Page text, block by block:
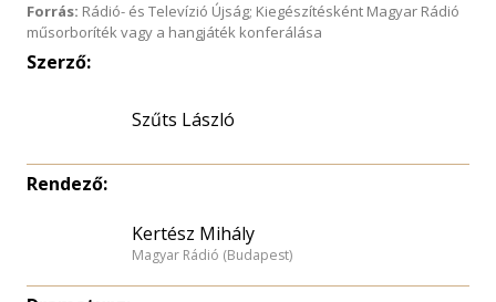
Forrás: Rádió- és Televízió Újság; Kiegészítésként Magyar Rádió
műsorboríték vagy a hangjáték konferálása
Szerző:
Szűts László
Rendező:
Kertész Mihály
Magyar Rádió (Budapest)